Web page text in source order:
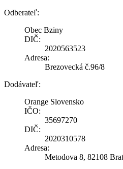
Odberateľ:
Obec Bziny
DIČ:
2020563523
Adresa:
Brezovecká č.96/8
Dodávateľ:
Orange Slovensko
IČO:
35697270
DIČ:
2020310578
Adresa:
Metodova 8, 82108